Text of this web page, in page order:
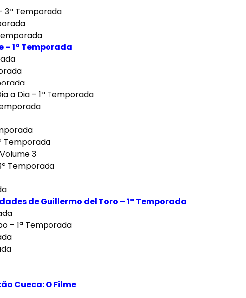
3ª Temporada
– 1ª Temporada
a Dia – 1ª Temporada
Temporada
3
Temporada
de Guillermo del Toro – 1ª Temporada
– 1ª Temporada
Cueca: O Filme